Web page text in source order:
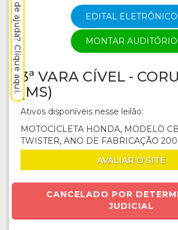
EDITAL ELETRÔNICO
MONTAR AUDITÓRIO
3ª VARA CÍVEL -
(MS)
Ativos disponíveis nesse leilão:
MOTOCICLETA HONDA, MODELO
TWISTER, ANO DE FABRICAÇÃO
AVALIAR O SITE
CANCELADO POR
JUDICIAL
Precisa de ajuda? Clique aqui.